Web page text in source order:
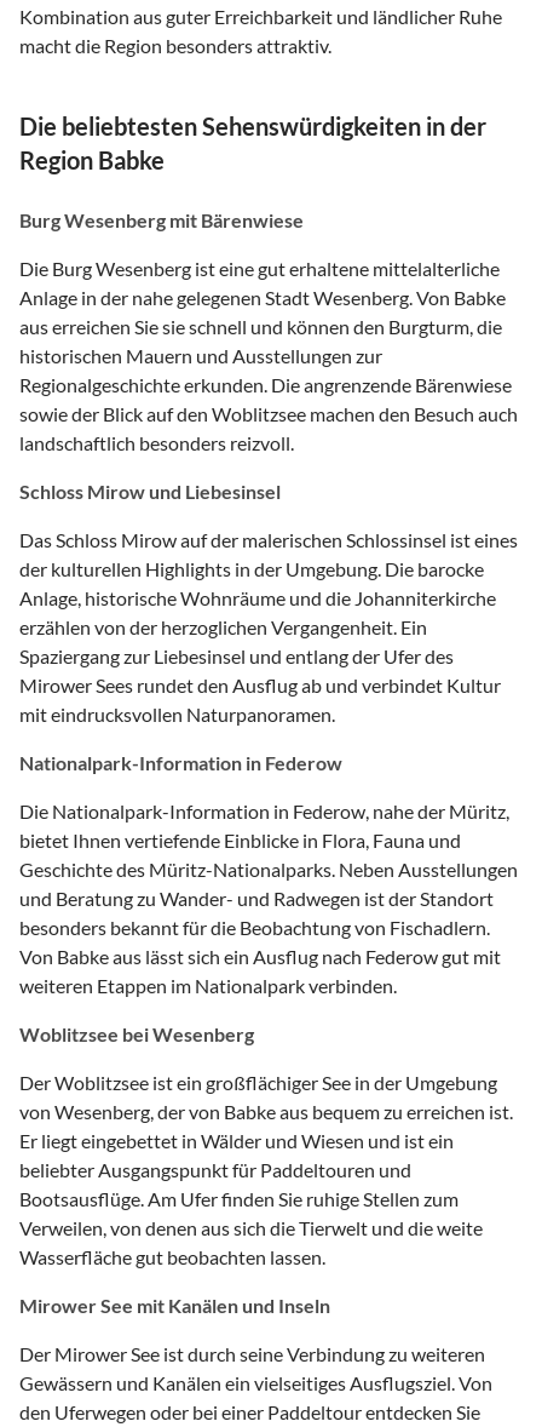
Kombination aus guter Erreichbarkeit und ländlicher Ruhe
macht die Region besonders attraktiv.
Die beliebtesten Sehenswürdigkeiten in der
Region Babke
Burg Wesenberg mit Bärenwiese
Die Burg Wesenberg ist eine gut erhaltene mittelalterliche
Anlage in der nahe gelegenen Stadt Wesenberg. Von Babke
aus erreichen Sie sie schnell und können den Burgturm, die
historischen Mauern und Ausstellungen zur
Regionalgeschichte erkunden. Die angrenzende Bärenwiese
sowie der Blick auf den Woblitzsee machen den Besuch auch
landschaftlich besonders reizvoll.
Schloss Mirow und Liebesinsel
Das Schloss Mirow auf der malerischen Schlossinsel ist eines
der kulturellen Highlights in der Umgebung. Die barocke
Anlage, historische Wohnräume und die Johanniterkirche
erzählen von der herzoglichen Vergangenheit. Ein
Spaziergang zur Liebesinsel und entlang der Ufer des
Mirower Sees rundet den Ausflug ab und verbindet Kultur
mit eindrucksvollen Naturpanoramen.
Nationalpark-Information in Federow
Die Nationalpark-Information in Federow, nahe der Müritz,
bietet Ihnen vertiefende Einblicke in Flora, Fauna und
Geschichte des Müritz-Nationalparks. Neben Ausstellungen
und Beratung zu Wander- und Radwegen ist der Standort
besonders bekannt für die Beobachtung von Fischadlern.
Von Babke aus lässt sich ein Ausflug nach Federow gut mit
weiteren Etappen im Nationalpark verbinden.
Woblitzsee bei Wesenberg
Der Woblitzsee ist ein großflächiger See in der Umgebung
von Wesenberg, der von Babke aus bequem zu erreichen ist.
Er liegt eingebettet in Wälder und Wiesen und ist ein
beliebter Ausgangspunkt für Paddeltouren und
Bootsausflüge. Am Ufer finden Sie ruhige Stellen zum
Verweilen, von denen aus sich die Tierwelt und die weite
Wasserfläche gut beobachten lassen.
Mirower See mit Kanälen und Inseln
Der Mirower See ist durch seine Verbindung zu weiteren
Gewässern und Kanälen ein vielseitiges Ausflugsziel. Von
den Uferwegen oder bei einer Paddeltour entdecken Sie